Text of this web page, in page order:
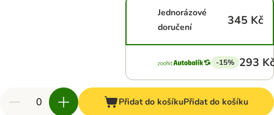
Jednorázové
doručení
345 Kč
-15% 293
Přidat do košíkuPřidat do košíku